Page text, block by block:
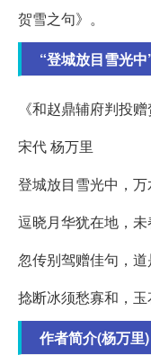
贺雪之句》。
“登城放目雪光
《和赵鼎辅府判投赠
宋代 杨万里
登城放目雪光中，万
逗晓月华犹在地，未
忽传别驾赠佳句，道
捻断冰须愁寡和，玉
作者简介(杨万里)